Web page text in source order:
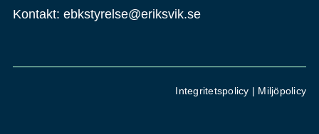
Kontakt: ebkstyrelse@eriksvik.se
Integritetspolicy | Miljöpolicy